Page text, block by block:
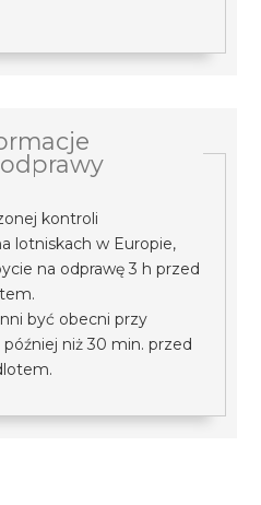
kontroli
lotniskach w Europie,
na odprawę 3 h przed
być obecni przy
niż 30 min. przed